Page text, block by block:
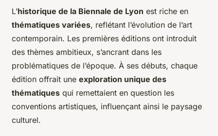
L’historique de la Biennale de Lyon est riche en
thématiques variées, reflétant l’évolution de l’art
contemporain. Les premières éditions ont introduit
des thèmes ambitieux, s’ancrant dans les
problématiques de l’époque. À ses débuts, chaque
édition offrait une exploration unique des
thématiques qui remettaient en question les
conventions artistiques, influençant ainsi le paysage
culturel.